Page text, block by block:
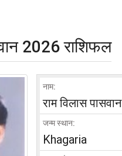
2026 राशिफल
नाम:
राम विलास पासवान
जन्म स्थान:
Khagaria